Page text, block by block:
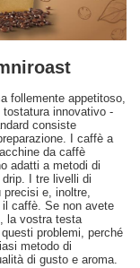
follemente appetitoso,
innovativo -
consiste
I caffè a
da caffè
adatti a metodi di
I tre livelli di
precisi e, inoltre,
caffè. Se non avete
la vostra testa
problemi, perché
metodo di
di gusto e aroma.